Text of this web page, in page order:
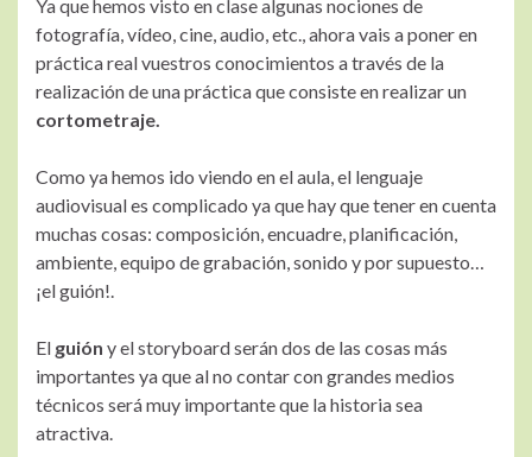
Ya que hemos visto en clase algunas nociones de
fotografía, vídeo, cine, audio, etc., ahora vais a poner en
práctica real vuestros conocimientos a través de la
realización de una práctica que consiste en realizar un
cortometraje.
Como ya hemos ido viendo en el aula, el lenguaje
audiovisual es complicado ya que hay que tener en cuenta
muchas cosas: composición, encuadre, planificación,
ambiente, equipo de grabación, sonido y por supuesto…
¡el guión!.
El guión y el storyboard serán dos de las cosas más
importantes ya que al no contar con grandes medios
técnicos será muy importante que la historia sea
atractiva.